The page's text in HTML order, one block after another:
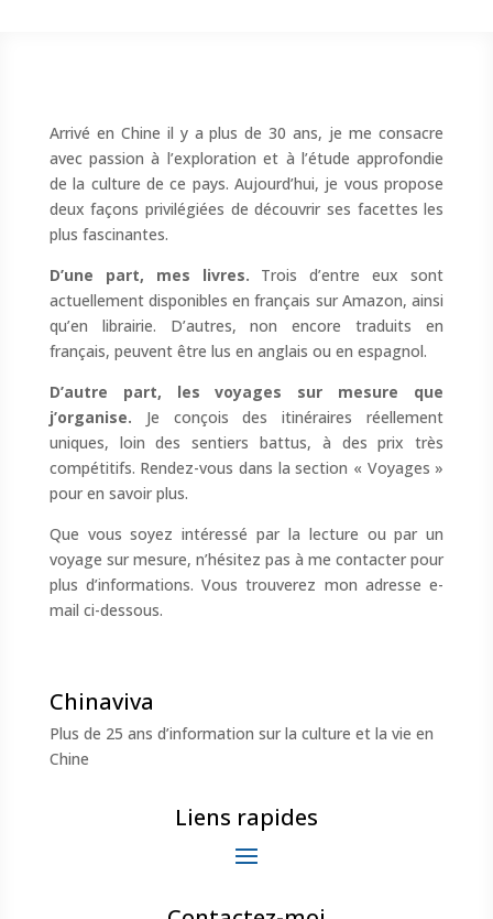
Arrivé en Chine il y a plus de 30 ans, je me consacre
avec passion à l’exploration et à l’étude approfondie
de la culture de ce pays. Aujourd’hui, je vous propose
deux façons privilégiées de découvrir ses facettes les
plus fascinantes.
D’une part, mes livres. Trois d’entre eux sont
actuellement disponibles en français sur Amazon, ainsi
qu’en librairie. D’autres, non encore traduits en
français, peuvent être lus en anglais ou en espagnol.
D’autre part, les voyages sur mesure que
j’organise. Je conçois des itinéraires réellement
uniques, loin des sentiers battus, à des prix très
compétitifs. Rendez-vous dans la section « Voyages »
pour en savoir plus.
Que vous soyez intéressé par la lecture ou par un
voyage sur mesure, n’hésitez pas à me contacter pour
plus d’informations. Vous trouverez mon adresse e-
mail ci-dessous.
Chinaviva
Plus de 25 ans d’information sur la culture et la vie en
Chine
Liens rapides